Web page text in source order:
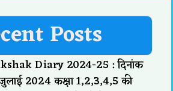
Posts
Diary 2024-25 : दिनांक
2024 कक्षा 1,2,3,4,5 की